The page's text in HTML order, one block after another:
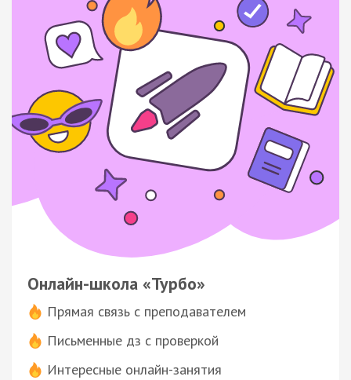
Онлайн-школа «Турбо»
Прямая связь с преподавателем
Письменные дз с проверкой
Интересные онлайн-занятия